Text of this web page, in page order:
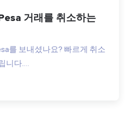
거래를 취소하는
를 보내셨나요? 빠르게 취소
니다.…